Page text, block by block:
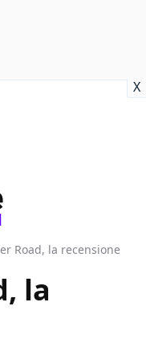
X
Road, la recensione
la